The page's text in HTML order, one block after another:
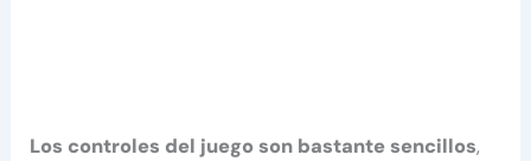
Los controles del juego son bastante sencillos,